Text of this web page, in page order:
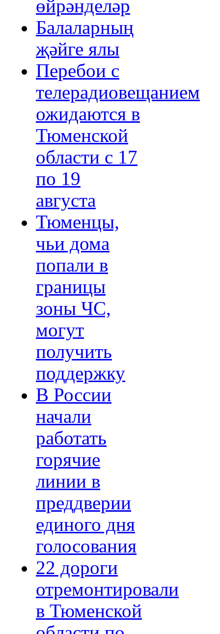
өйрәнделәр
Балаларның
җәйге ялы
Перебои с
телерадиовещанием
ожидаются в
Тюменской
области с 17
по 19
августа
Тюменцы,
чьи дома
попали в
границы
зоны ЧС,
могут
получить
поддержку
В России
начали
работать
горячие
линии в
преддверии
единого дня
голосования
22 дороги
отремонтировали
в Тюменской